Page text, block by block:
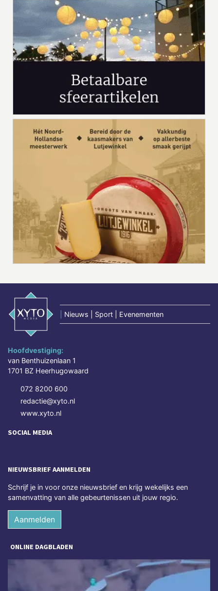
Nieuws | Sport | Evenementen
Hoofdvestiging:
van Benthuizenlaan 1
1701 BZ Heerhugowaard
072 8200 600
redactie@xyto.nl
www.xyto.nl
SOCIAL MEDIA
NIEUWSBRIEF AANMELDEN
Schrijf je in voor onze nieuwsbrief en krijg wekelijks een
samenvatting van alle gebeurtenissen uit jouw regio.
Aanmelden
ONLINE DAGBLADEN